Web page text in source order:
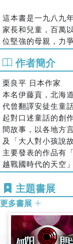
這本書是一九八九
家長和兒童，百萬
位堅強的母親，力
老闆所感動，紛紛
這是一篇充滿人情
暗中看到光映照著
另外一篇「阿健與
健，在五歲得到絕
認識他的人，對他
自己擁有的幸福而
作者簡介
栗良平 日本作家
本名伊藤貢，北海
代曾翻譯安徒生童
起對口述童話的創
間故事，以各地方
及「大人對小孩說
主要發表的作品有
越戰國時代的天空
暢銷作家。
譯者簡介
李佳純
作家、新聞工作者
報東京辦事處。她
說，作品以溫馨感
主題書展
更多書展